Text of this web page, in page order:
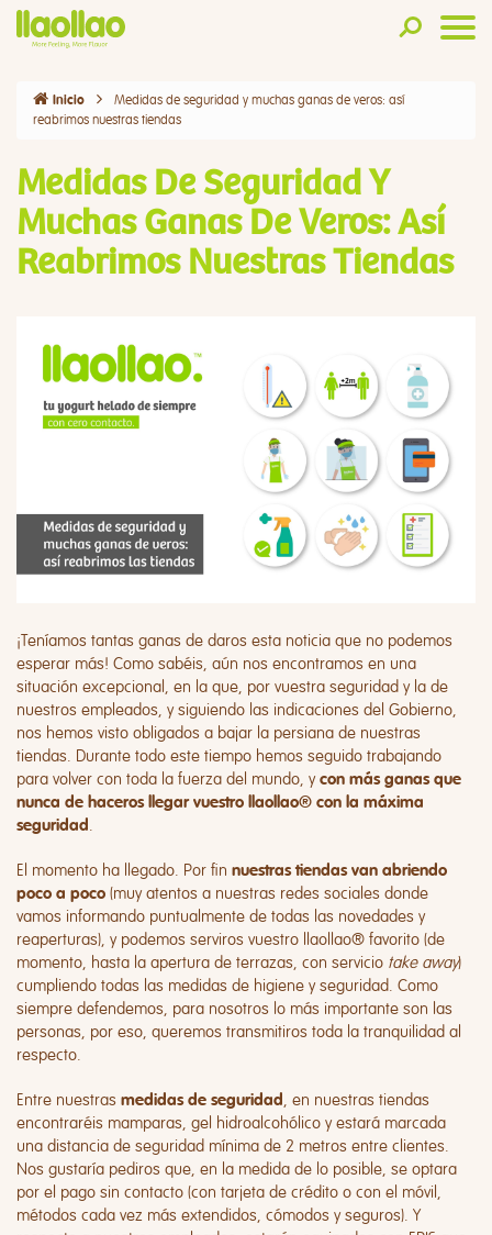
Inicio
Medidas de seguridad y muchas ganas de veros: así
reabrimos nuestras tiendas
Medidas De Seguridad Y
Muchas Ganas De Veros: Así
Reabrimos Nuestras Tiendas
¡Teníamos tantas ganas de daros esta noticia que no podemos
esperar más! Como sabéis, aún nos encontramos en una
situación excepcional, en la que, por vuestra seguridad y la de
nuestros empleados, y siguiendo las indicaciones del Gobierno,
nos hemos visto obligados a bajar la persiana de nuestras
tiendas. Durante todo este tiempo hemos seguido trabajando
para volver con toda la fuerza del mundo, y con más ganas que
nunca de haceros llegar vuestro llaollao® con la máxima
seguridad .
El momento ha llegado. Por fin nuestras tiendas van abriendo
poco a poco (muy atentos a nuestras redes sociales donde
vamos informando puntualmente de todas las novedades y
reaperturas), y podemos serviros vuestro llaollao® favorito (de
momento, hasta la apertura de terrazas, con servicio take away)
cumpliendo todas las medidas de higiene y seguridad. Como
siempre defendemos, para nosotros lo más importante son las
personas, por eso, queremos transmitiros toda la tranquilidad al
respecto.
Entre nuestras medidas de seguridad , en nuestras tiendas
encontraréis mamparas, gel hidroalcohólico y estará marcada
una distancia de seguridad mínima de 2 metros entre clientes.
Nos gustaría pediros que, en la medida de lo posible, se optara
por el pago sin contacto (con tarjeta de crédito o con el móvil,
métodos cada vez más extendidos, cómodos y seguros). Y